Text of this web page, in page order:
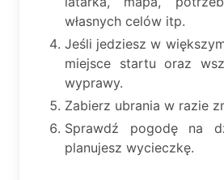
własnych celów itp.
Jeśli jedziesz w
miejsce startu oraz
wyprawy.
Zabierz ubrania w razie
Sprawdź pogodę na
planujesz wycieczkę.